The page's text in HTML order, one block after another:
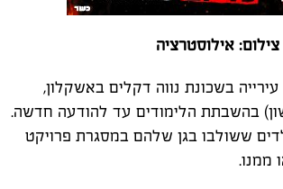
אילוסטרציה
עירייה בשכונת נווה דקלים באשקלון,
בהשבתת הלימודים עד להודעה חדשה.
ששולבו בגן שלהם במסגרת פרויקט
ממנו.